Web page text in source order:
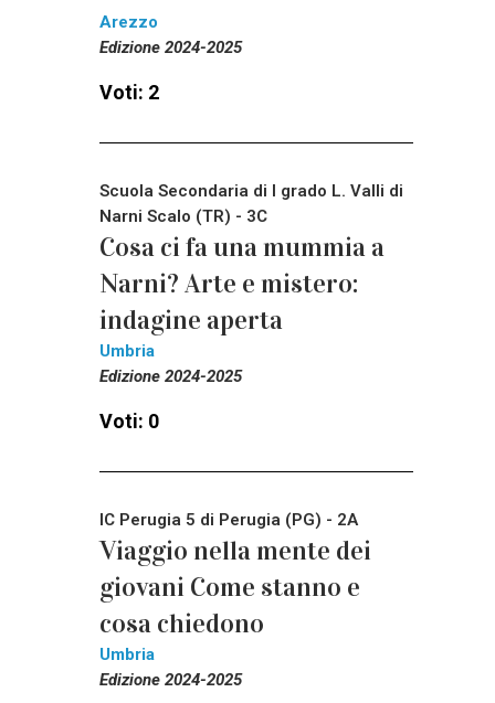
Arezzo
Edizione 2024-2025
Voti: 2
Scuola Secondaria di I grado L. Valli di
Narni Scalo (TR) - 3C
Cosa ci fa una mummia a
Narni? Arte e mistero:
indagine aperta
Umbria
Edizione 2024-2025
Voti: 0
IC Perugia 5 di Perugia (PG) - 2A
Viaggio nella mente dei
giovani Come stanno e
cosa chiedono
Umbria
Edizione 2024-2025